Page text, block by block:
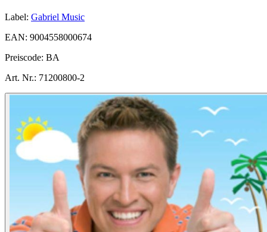
Label: Gabriel Music
EAN: 9004558000674
Preiscode: BA
Art. Nr.: 71200800-2